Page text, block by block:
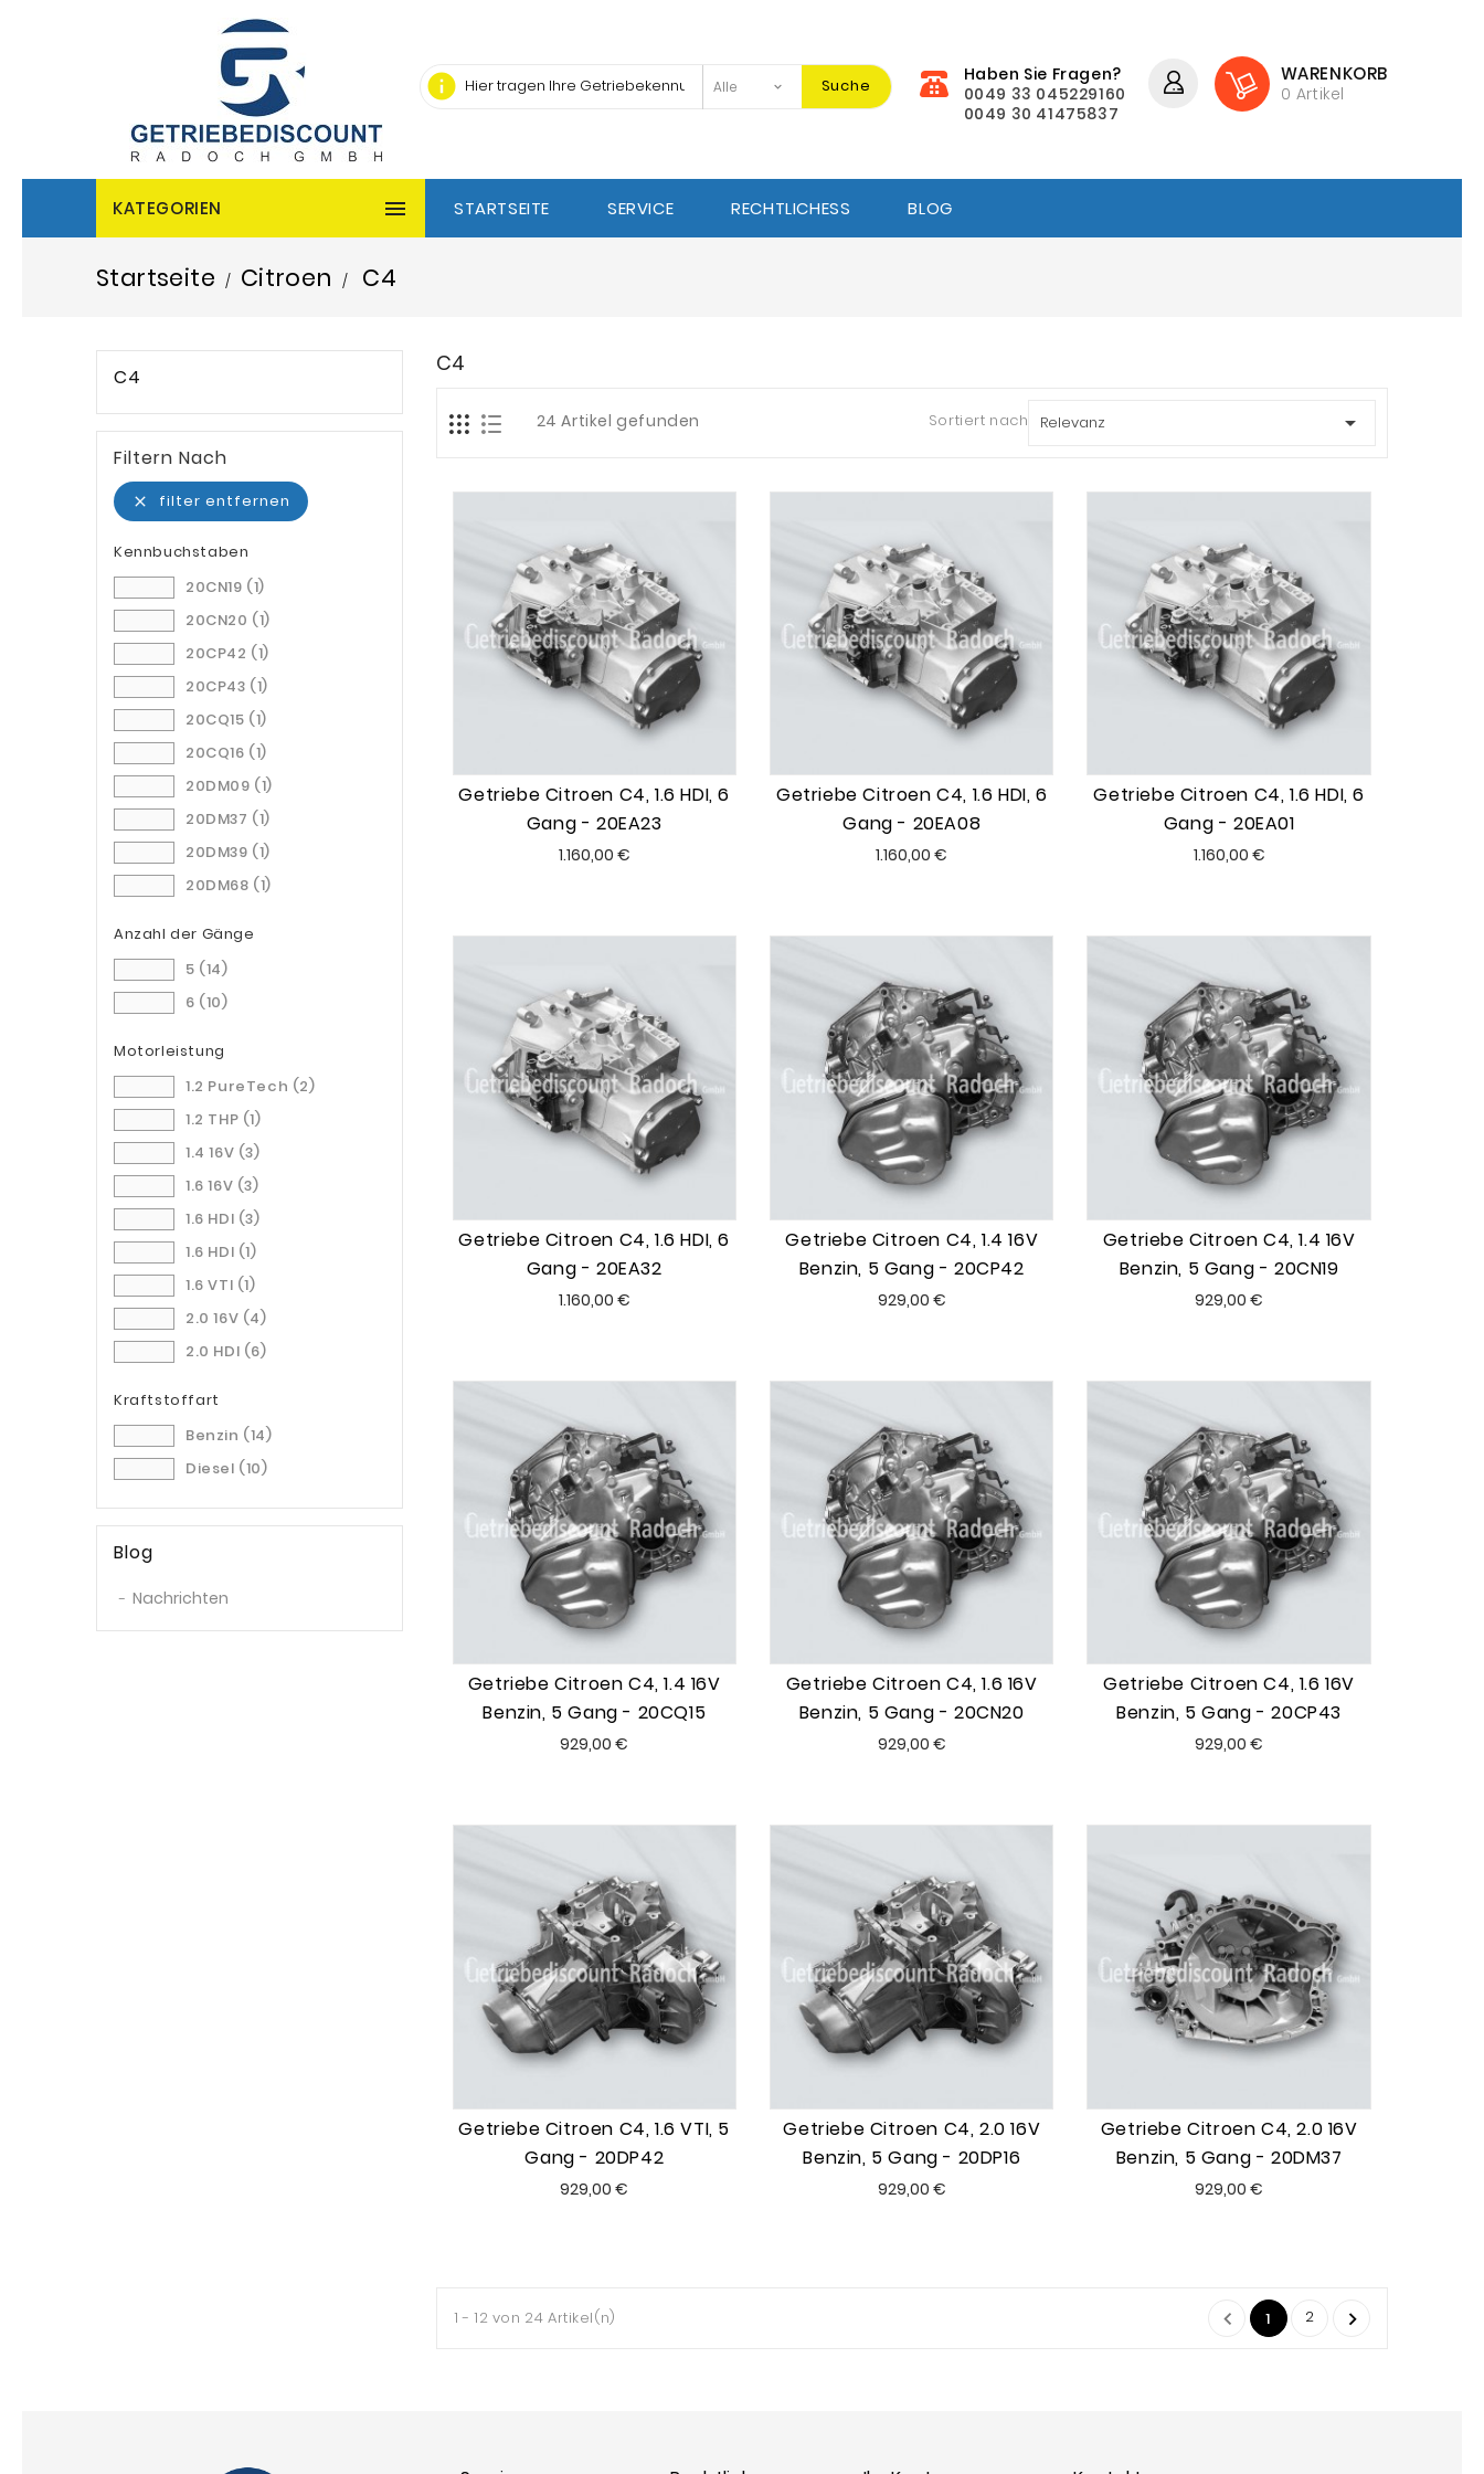
info Suche
Haben Sie Fragen?
0049 33 045229160
0049 30 41475837
WARENKORB
0 Artikel
KATEGORIEN  STARTSEITE SERVICE RECHTLICHESS BLOG
Startseite Citroen C4
C4
Filtern Nach
 filter entfernen
Kennbuchstaben
20CN19 (1)
20CN20 (1)
20CP42 (1)
20CP43 (1)
20CQ15 (1)
20CQ16 (1)
20DM09 (1)
20DM37 (1)
20DM39 (1)
20DM68 (1)
20EA08
20EA23(1)
20EA32(1)
20ET20(1)
20MB01(1)
20MB11(1)
20MB16(1)
20MB20(1)
20V248(1)
20XJ03(1)
Anzahl der Gänge
5 (14)
6 (10)
Motorleistung
1.2 PureTech (2)
1.2 THP (1)
1.4 16V (3)
1.6 16V (3)
1.6 HDI (3)
1.6 HDI (1)
1.6 VTI (1)
2.0 16V (4)
2.0 HDI (6)
Kraftstoffart
Benzin (14)
Diesel (10)
Blog
Nachrichten
C4
24 Artikel gefunden Sortiert nach: Relevanz 
Getriebe Citroen C4, 1.6 HDI, 6
Gang - 20EA23
1.160,00 €Preis
Getriebe Citroen C4, 1.6 HDI, 6
Gang - 20EA08
1.160,00 €
Getriebe Citroen C4, 1.6 HDI, 6
Gang - 20EA01
1.160,00 €Preis
Getriebe Citroen C4, 1.6 HDI, 6
Gang - 20EA32
1.160,00 €Preis
Getriebe Citroen C4, 1.4 16V
Benzin, 5 Gang - 20CP42
929,00 €Preis
Getriebe Citroen C4, 1.4 16V
Benzin, 5 Gang - 20CN19
929,00 €
Getriebe Citroen C4, 1.4 16V
Benzin, 5 Gang - 20CQ15
929,00 €
Getriebe Citroen C4, 1.6 16V
Benzin, 5 Gang - 20CN20
929,00 €Preis
Getriebe Citroen C4, 1.6 16V
Benzin, 5 Gang - 20CP43
929,00 €
Getriebe Citroen C4, 1.6 VTI, 5
Gang - 20DP42
929,00 €
Getriebe Citroen C4, 2.0 16V
Benzin, 5 Gang - 20DP16
929,00 €Preis
Getriebe Citroen C4, 2.0 16V
Benzin, 5 Gang - 20DM37
929,00 €
1 - 12 von 24 Artikel(n)  1 2 